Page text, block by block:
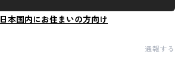
日本国内にお住まいの方向け
通報する